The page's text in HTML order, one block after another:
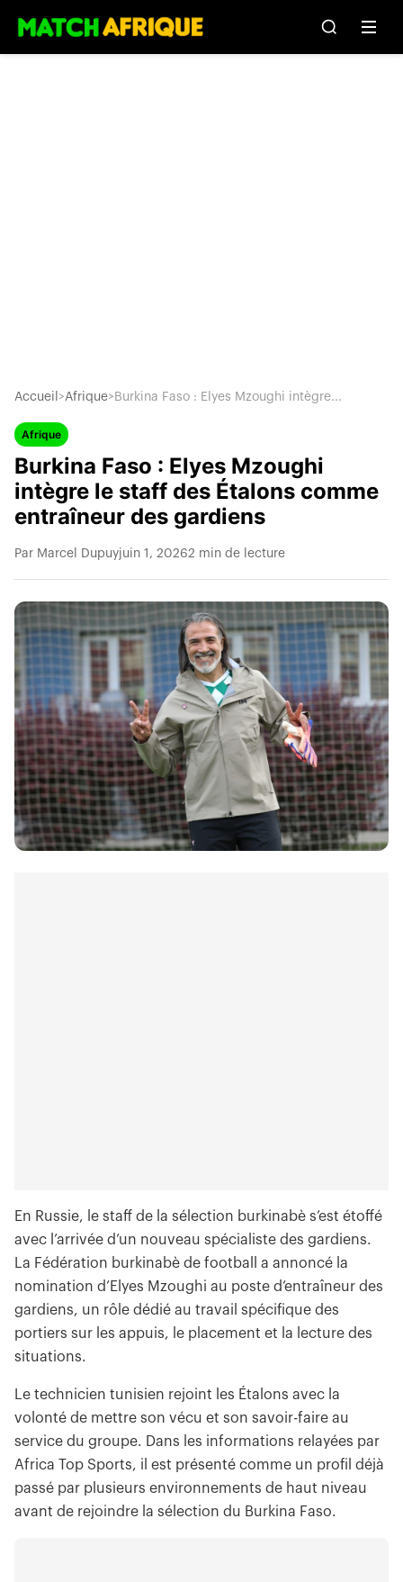
Accueil >Afrique> Burkina Faso : Elyes Mzoughi intègre...
Afrique
Burkina Faso : Elyes Mzoughi
intègre le staff des Étalons comme
entraîneur des gardiens
Par Marcel Dupuyjuin 1, 20262 min de lecture
En Russie, le staff de la sélection burkinabè s’est étoffé
avec l’arrivée d’un nouveau spécialiste des gardiens.
La Fédération burkinabè de football a annoncé la
nomination d’Elyes Mzoughi au poste d’entraîneur des
gardiens, un rôle dédié au travail spécifique des
portiers sur les appuis, le placement et la lecture des
situations.
Le technicien tunisien rejoint les Étalons avec la
volonté de mettre son vécu et son savoir-faire au
service du groupe. Dans les informations relayées par
Africa Top Sports, il est présenté comme un profil déjà
passé par plusieurs environnements de haut niveau
avant de rejoindre la sélection du Burkina Faso.